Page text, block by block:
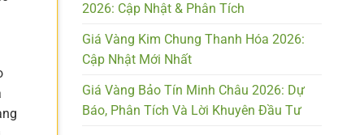
2026: Cập Nhật & Phân Tích
Giá Vàng Kim Chung Thanh Hóa 2026:
Cập Nhật Mới Nhất
Giá Vàng Bảo Tín Minh Châu 2026: Dự
Báo, Phân Tích Và Lời Khuyên Đầu Tư